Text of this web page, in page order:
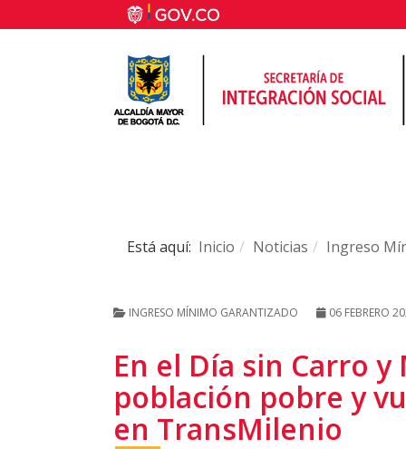
Está aquí: Inicio Noticias Ingreso
INGRESO MÍNIMO GARANTIZADO 06 FEBRERO
En el Día sin Carro
población pobre y
en TransMilenio